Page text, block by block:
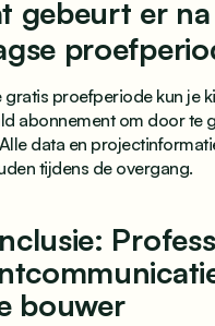
gebeurt er
gratis proefperiode kun je
abonnement om door te
data en
tijdens de overgang.
bouwer